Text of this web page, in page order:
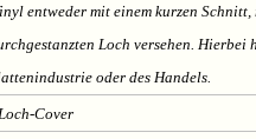
entweder mit einem kurzen
Loch versehen. Hierbei
oder des Handels.
Cover